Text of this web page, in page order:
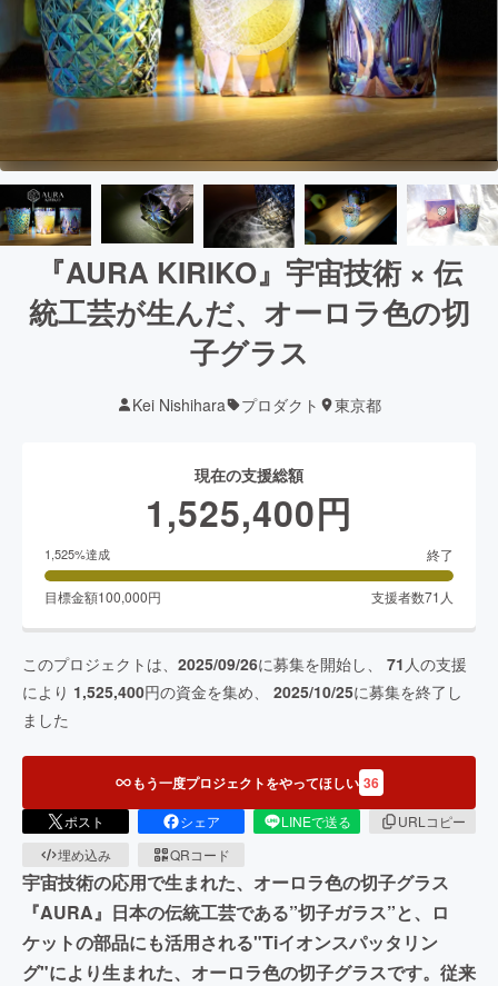
『AURA KIRIKO』宇宙技術 × 伝
統工芸が生んだ、オーロラ色の切
子グラス
Kei Nishihara プロダクト 東京都
現在の支援総額
1,525,400円
1,525%達成 終了
目標金額100,000円 支援者数71 人
このプロジェクトは、 2025/09/26に募集を開始し、 71 人の支援
により 1,525,400円の資金を集め、 2025/10/25に募集を終了し
ました
もう一度プロジェクトをやってほしい 36
ポスト シェア LINEで送る
URLコピー
埋め込み
QRコード
宇宙技術の応用で生まれた、オーロラ色の切子グラス
『AURA』日本の伝統工芸である”切子ガラス”と、ロ
ケットの部品にも活用される"Tiイオンスパッタリン
グ"により生まれた、オーロラ色の切子グラスです。従来